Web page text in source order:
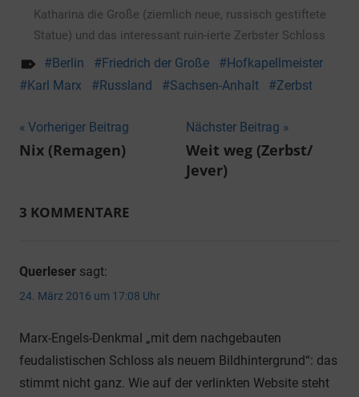
Katharina die Große (ziemlich neue, russisch gestiftete
Statue) und das interessant ruin-ierte Zerbster Schloss
Berlin Friedrich der Große
Hofkapellmeister
Karl Marx
Russland Sachsen-Anhalt Zerbst
Beitragsnavigation
Vorheriger Beitrag
Nix (Remagen)
Nächster Beitrag
Weit weg (Zerbst/
Jever)
3 KOMMENTARE
Querleser sagt:
24. März 2016 um 17:08 Uhr
Marx-Engels-Denkmal „mit dem nachgebauten
feudalistischen Schloss als neuem Bildhintergrund“: das
stimmt nicht ganz. Wie auf der verlinkten Website steht